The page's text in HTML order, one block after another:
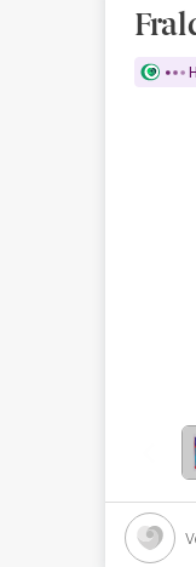
Cosmética
Cosmética
Promoções